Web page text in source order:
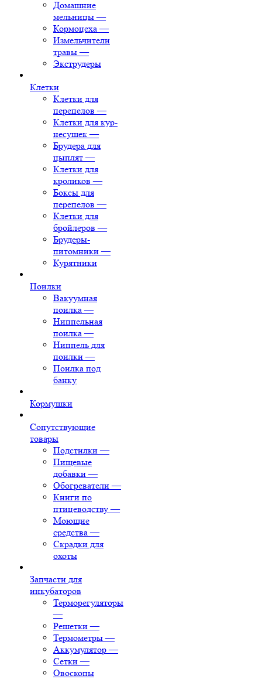
Домашние
мельницы —
Кормоцеха —
Измельчители
травы —
Экструдеры
Клетки
Клетки для
перепелов —
Клетки для кур-
несушек —
Брудера для
цыплят —
Клетки для
кроликов —
Боксы для
перепелов —
Клетки для
бройлеров —
Брудеры-
питомники —
Курятники
Поилки
Вакуумная
поилка —
Ниппельная
поилка —
Ниппель для
поилки —
Поилка под
банку
Кормушки
Сопутствующие
товары
Подстилки —
Пищевые
добавки —
Обогреватели —
Книги по
птицеводству —
Моющие
средства —
Скрадки для
охоты
Запчасти для
инкубаторов
Терморегуляторы
—
Решетки —
Термометры —
Аккумулятор —
Сетки —
Овоскопы